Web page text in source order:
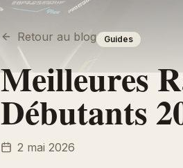
Retour au blog Guides
Meilleures
Débutants
2 mai 2026